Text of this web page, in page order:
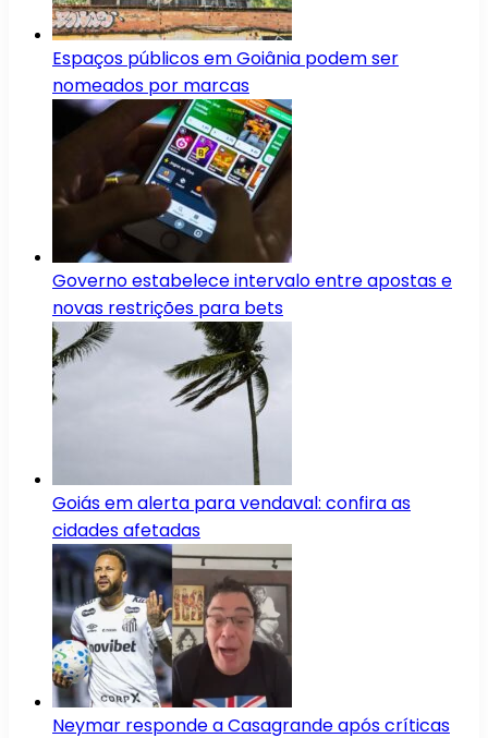
Espaços públicos em Goiânia podem ser
nomeados por marcas
Governo estabelece intervalo entre apostas e
novas restrições para bets
Goiás em alerta para vendaval: confira as
cidades afetadas
Neymar responde a Casagrande após críticas